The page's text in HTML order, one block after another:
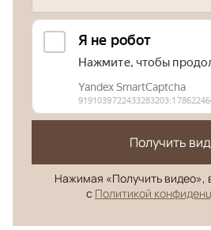
Получить
Нажимая «Получить видео»,
с Политикой